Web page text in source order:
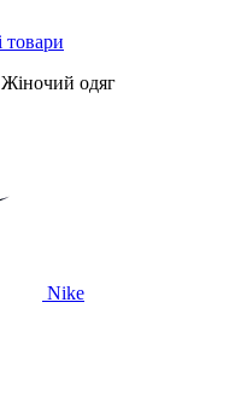
Жіночий одяг
Nike